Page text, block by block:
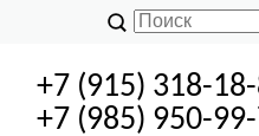
+7 (915) 318-
+7 (985) 950-